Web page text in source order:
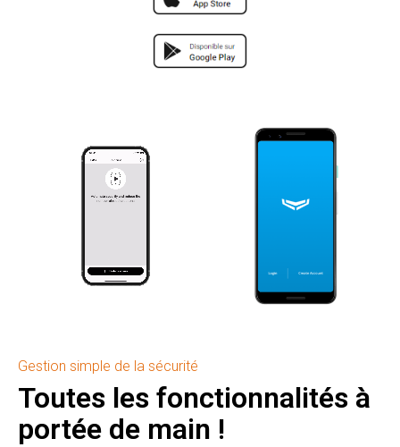
Gestion simple de la sécurité
Toutes les fonctionnalités à
portée de main !